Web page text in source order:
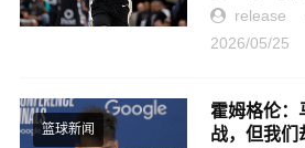
雷霆队，系
当终场哨声
令球...
release
2026/05/25
篮球新闻
霍姆格伦：
战，但我